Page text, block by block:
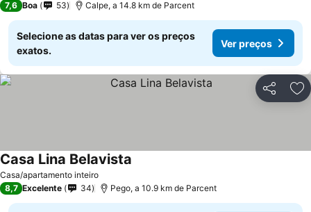
7,6 Boa 53 Calpe, a 14.8 km de Parcent
Selecione as datas para ver os preços
exatos.
Ver preços
Partilhar
Casa/apartamento inteiro
Casa Lina Belavista
8,7 Excelente 34 Pego, a 10.9 km de Parcent